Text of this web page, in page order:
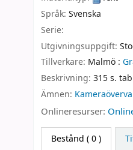
Språk: Svenska
Serie:
Utgivningsuppgift:
Tillverkare: Malmö :
Beskrivning: 315 s.
Ämnen:
Onlineresurser:
Bestånd ( 0 )